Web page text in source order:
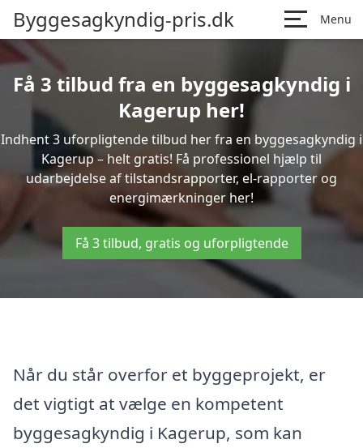
Byggesagkyndig-pris.dk Menu
Få 3 tilbud fra en byggesagkyndig i
Kagerup her!
Indhent 3 uforpligtende tilbud her fra en byggesagkyndig i
Kagerup – helt gratis! Få professionel hjælp til
udarbejdelse af tilstandsrapporter, el-rapporter og
energimærkninger her!
Få 3 tilbud, gratis og uforpligtende
Når du står overfor et byggeprojekt, er
det vigtigt at vælge en kompetent
byggesagkyndig i Kagerup, som kan